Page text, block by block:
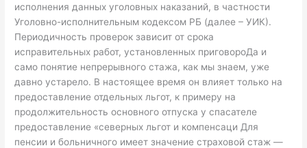
исполнения данных уголовных наказаний, в частности
Уголовно-исполнительным кодексом РБ (далее – УИК).
Периодичность проверок зависит от срока
исправительных работ, установленных приговороДа и
само понятие непрерывного стажа, как мы знаем, уже
давно устарело. В настоящее время он влияет только на
предоставление отдельных льгот, к примеру на
продолжительность основного отпуска у спасателе
предоставление «северных льгот и компенсаци Для
пенсии и больничного имеет значение страховой стаж —